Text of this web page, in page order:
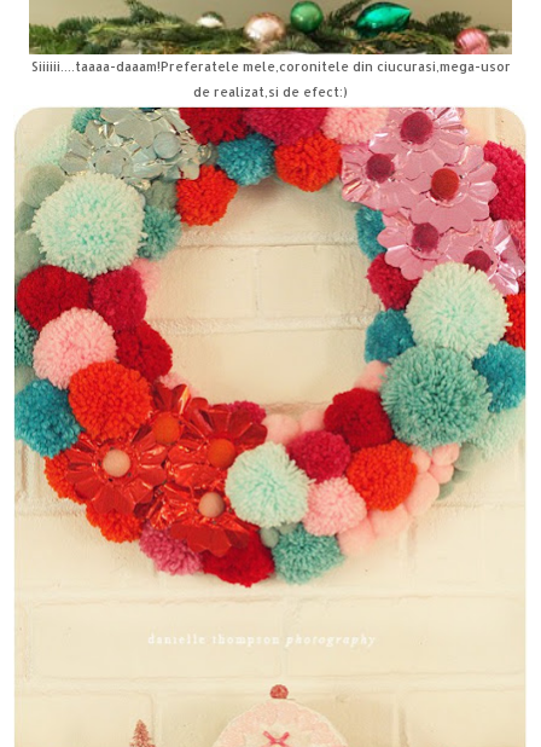
Siiiiii....taaaa-daaam!Preferatele mele,coronitele din ciucurasi,mega-usor
de realizat,si de efect:)